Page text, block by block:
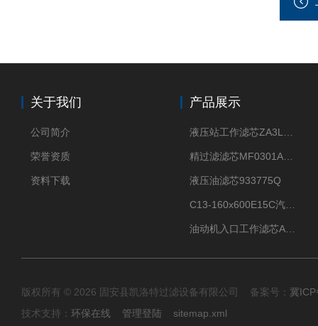
关于我们
公司简介
荣誉资质
资料下载
产品展示
液压油滤芯933775Q
版权所有 © 2026 固安县凯洛特过滤设备有限公司 备案号： 冀
技术支持： 环保在线 管理登陆 sitemap.xml